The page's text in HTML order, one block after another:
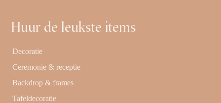
Huur de leukste items
Decoratie
Ceremonie & receptie
Backdrop & frames
Tafeldecoratie